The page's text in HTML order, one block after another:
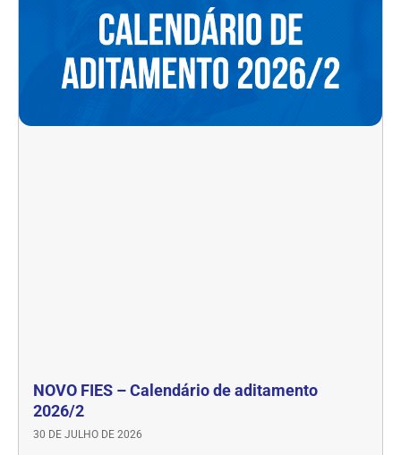
NOVO FIES – Calendário de aditamento
2026/2
30 DE JULHO DE 2026